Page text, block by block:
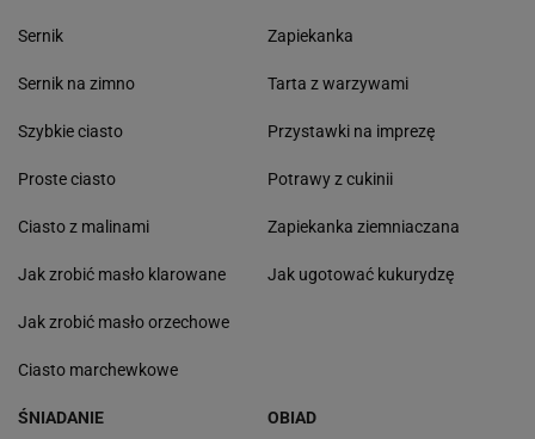
Sernik
Sernik na zimno
Szybkie ciasto
Proste ciasto
Ciasto z malinami
Jak zrobić masło klarowane
Jak zrobić masło orzechowe
Ciasto marchewkowe
Zapiekanka
Tarta z warzywami
Przystawki na imprezę
Potrawy z cukinii
Zapiekanka ziemniaczana
Jak ugotować kukurydzę
ŚNIADANIE OBIAD